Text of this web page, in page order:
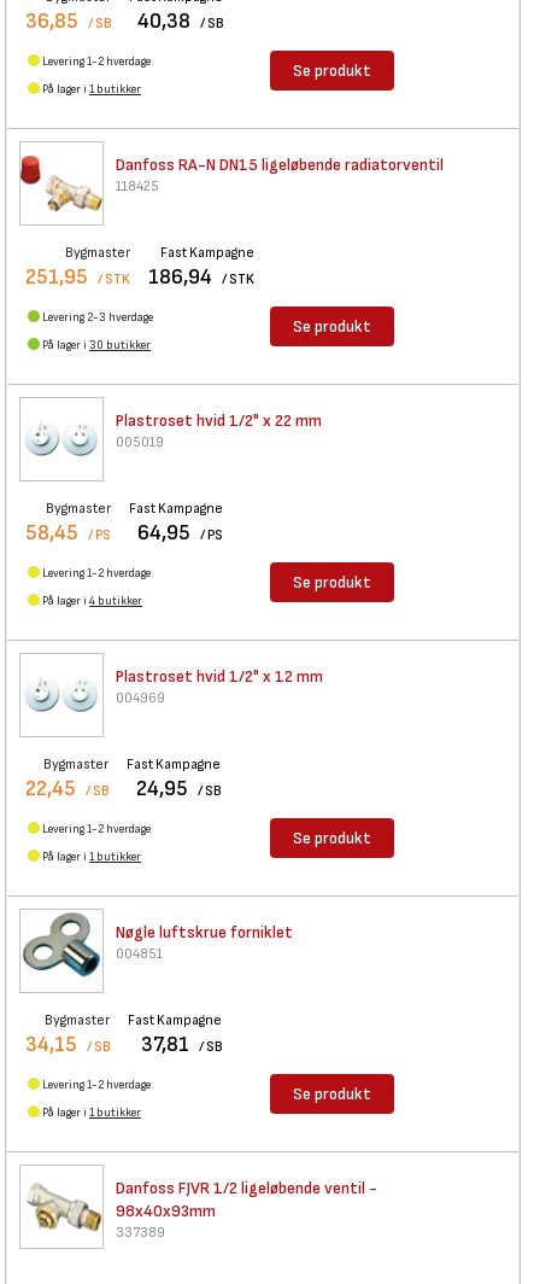
36,85 / SB 40,38 / SB
Levering 1-2 hverdage
På lager i 1 butikker
Se produkt
Danfoss RA-N DN15 ligeløbende radiatorventil
118425
Bygmaster
251,95 / STK
Fast Kampagne
186,94 / STK
Levering 2-3 hverdage
På lager i 30 butikker
Se produkt
Plastroset hvid 1/2" x 22 mm
005019
Bygmaster
58,45 / PS
Fast Kampagne
64,95 / PS
Levering 1-2 hverdage
På lager i 4 butikker
Se produkt
Plastroset hvid 1/2" x 12 mm
004969
Bygmaster
22,45 / SB
Fast Kampagne
24,95 / SB
Levering 1-2 hverdage
På lager i 1 butikker
Se produkt
Nøgle luftskrue forniklet
004851
Bygmaster
34,15 / SB
Fast Kampagne
37,81 / SB
Levering 1-2 hverdage
På lager i 1 butikker
Se produkt
Danfoss FJVR 1/2 ligeløbende ventil -
98x40x93mm
337389